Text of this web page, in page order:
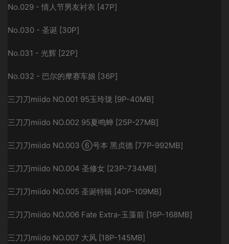
No.029 - 情人节男友衬衣 [47P]
No.030 - 圣诞 [30P]
No.031 - 光辉 [22P]
No.032 - 巴尔的摩赛车娘 [36P]
三刀刀miido NO.001 95玉玲珑 [9P-40MB]
三刀刀miido NO.002 95夏鸣蝉 [25P-27MB]
三刀刀miido NO.003 ⑥号本 黑贞德 [77P-992MB]
三刀刀miido NO.004 圣修女 [23P-734MB]
三刀刀miido NO.005 圣诞特辑 [40P-109MB]
三刀刀miido NO.006 Fate Extra-玉藻前 [16P-168MB]
三刀刀miido NO.007 大风 [18P-145MB]